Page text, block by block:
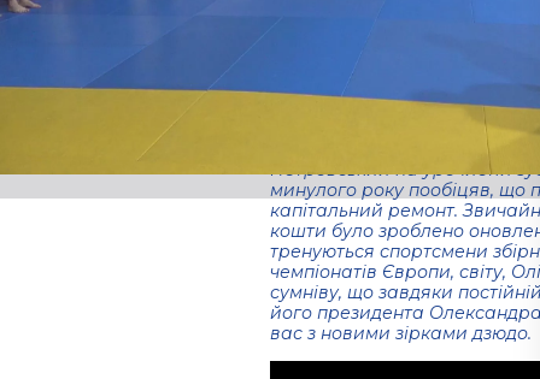
розташованого на вулиці
сітки на вікнах, зроблено
кімнат. Більше трьох сотен
їх тренерів отримали
Президент міжнародного
Петровський на урочистій
минулого року пообіцяв, що
капітальний ремонт.
кошти було зроблено
тренуються спортсмени
чемпіонатів Європи, світу,
сумніву, що завдяки
його президента
вас з новими зірками дзюдо.